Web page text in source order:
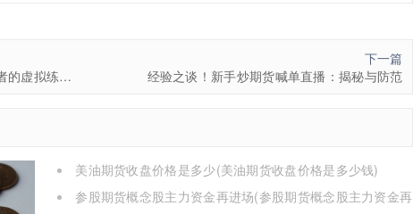
一语惊醒梦中人！股指期货模拟账户：投资者的虚拟练兵场
下一篇
经验之谈！新手炒期货喊单直播：揭秘与防范
美油期货收盘价格是多少(美油期货收盘价格是多少钱)
参股期货概念股主力资金再进场(参股期货概念股主力资金再